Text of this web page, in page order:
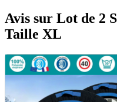
Avis sur Lot de 2
Taille XL